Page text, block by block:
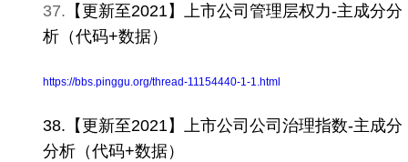
37. 【更新至2021】上市公司管理层权力-主成分分
析（代码+数据）
https://bbs.pinggu.org/thread-11154440-1-1.html
38.【更新至2021】上市公司公司治理指数-主成分
分析（代码+数据）